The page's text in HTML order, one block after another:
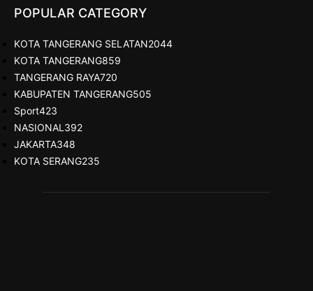
POPULAR CATEGORY
KOTA TANGERANG SELATAN2044
KOTA TANGERANG859
TANGERANG RAYA720
KABUPATEN TANGERANG505
Sport423
NASIONAL 392
JAKARTA348
KOTA SERANG235